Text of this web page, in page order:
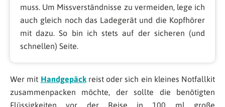
muss. Um Missverständnisse zu vermeiden, lege ich
auch gleich noch das Ladegerät und die Kopfhörer
mit dazu. So bin ich stets auf der sicheren (und
schnellen) Seite.
Wer mit Handgepäckreist oder sich ein kleines Notfallkit
zusammenpacken möchte, der sollte die benötigten
Flüssigkeiten vor der Reise in 100 ml große